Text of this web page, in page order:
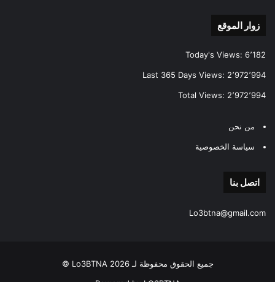
زوار الموقع
Today's Views: 6٬182
Last 365 Days Views: 2٬972٬994
Total Views: 2٬972٬994
من نحن
سياسة الخصوصية
اتصل بنا
Lo3btna@gmail.com
جميع الحقوق محفوظة لـ Lo3BTNA 2026 ©